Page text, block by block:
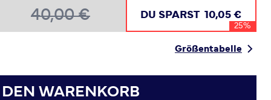
40,00 € DU SPARST 10,05 €
25%
Größentabelle
WARENKORB